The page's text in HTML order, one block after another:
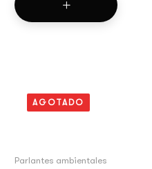
AGOTADO
Parlantes ambientales